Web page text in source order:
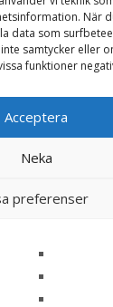
När
data som
samtycker eller
funktioner
Acceptera
Neka
preferenser
än.
with
– 12 x 300 g
inte publiceras.